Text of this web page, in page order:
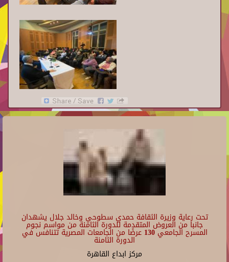
تحت رعاية وزيرة الثقافة حمدي سطوحي وخالد جلال يشهدان
جانبا من العروض المتقدمة للدورة الثامنة من مواسم نجوم
المسرح الجامعي 130 عرضًا من الجامعات المصرية تتنافس في
الدورة الثامنة
مركز ابداع القاهرة